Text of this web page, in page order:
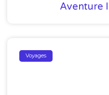
Aventure
Voyages